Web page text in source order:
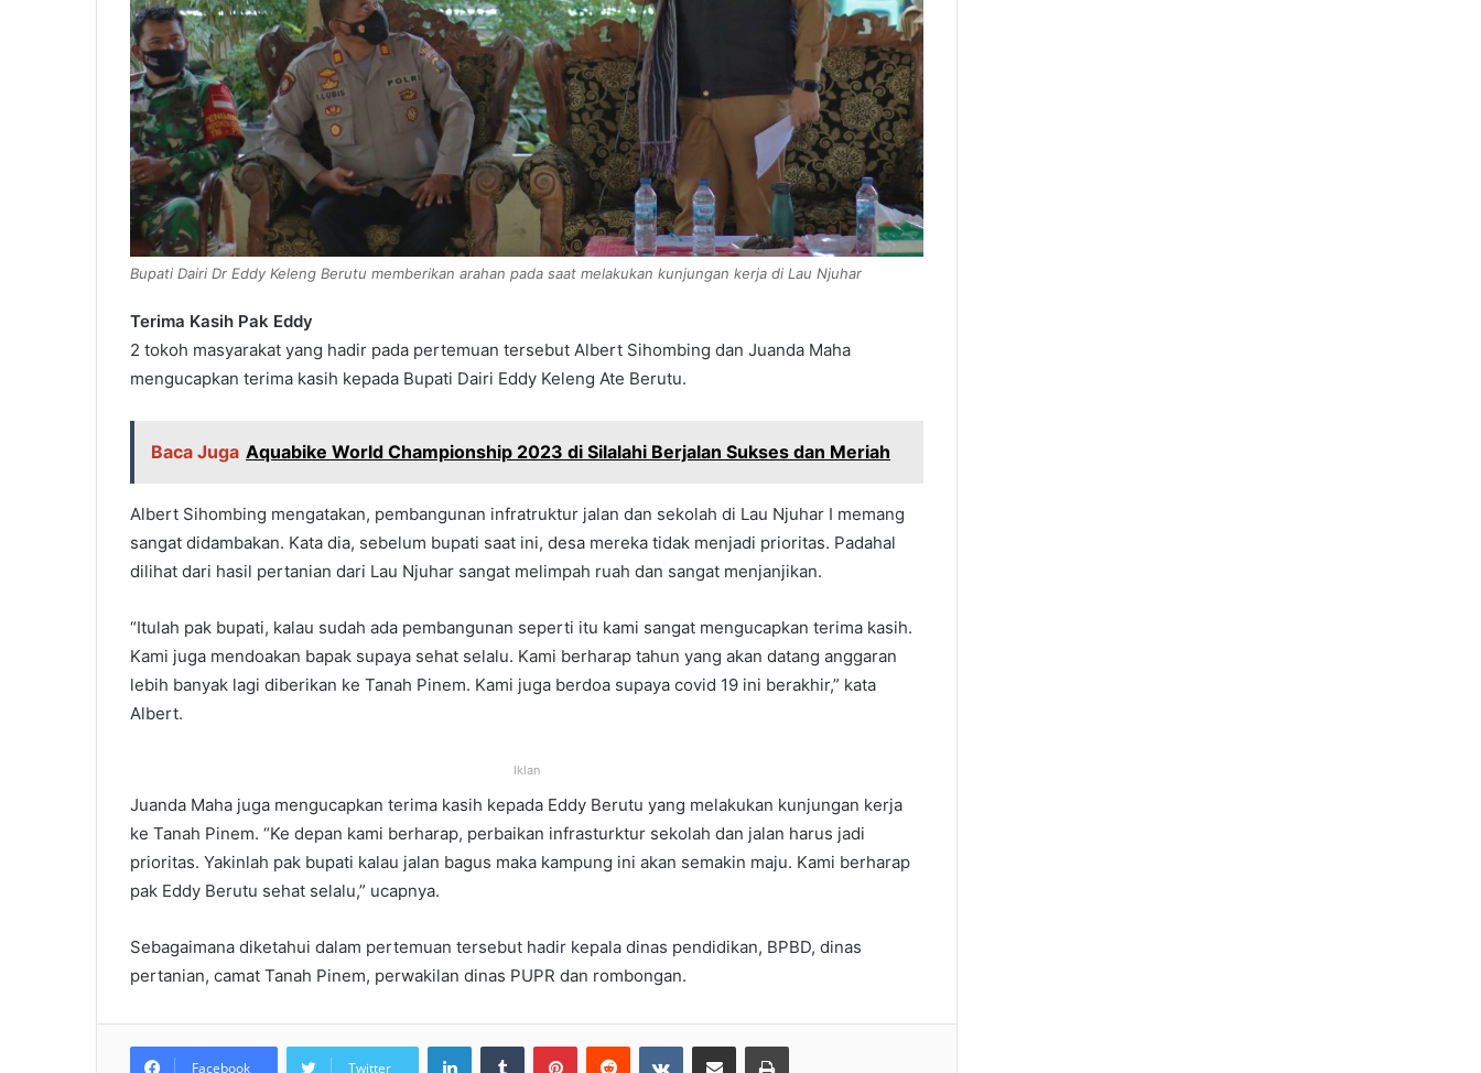
Bupati Dairi Dr Eddy Keleng Berutu memberikan arahan pada saat melakukan kunjungan kerja di Lau Njuhar
Terima Kasih Pak Eddy
2 tokoh masyarakat yang hadir pada pertemuan tersebut Albert Sihombing dan Juanda Maha
mengucapkan terima kasih kepada Bupati Dairi Eddy Keleng Ate Berutu.
Baca Juga Aquabike World Championship 2023 di Silalahi Berjalan Sukses dan Meriah
Albert Sihombing mengatakan, pembangunan infratruktur jalan dan sekolah di Lau Njuhar I memang
sangat didambakan. Kata dia, sebelum bupati saat ini, desa mereka tidak menjadi prioritas. Padahal
dilihat dari hasil pertanian dari Lau Njuhar sangat melimpah ruah dan sangat menjanjikan.
“Itulah pak bupati, kalau sudah ada pembangunan seperti itu kami sangat mengucapkan terima kasih.
Kami juga mendoakan bapak supaya sehat selalu. Kami berharap tahun yang akan datang anggaran
lebih banyak lagi diberikan ke Tanah Pinem. Kami juga berdoa supaya covid 19 ini berakhir,” kata
Albert.
Iklan
Juanda Maha juga mengucapkan terima kasih kepada Eddy Berutu yang melakukan kunjungan kerja
ke Tanah Pinem. “Ke depan kami berharap, perbaikan infrasturktur sekolah dan jalan harus jadi
prioritas. Yakinlah pak bupati kalau jalan bagus maka kampung ini akan semakin maju. Kami berharap
pak Eddy Berutu sehat selalu,” ucapnya.
Sebagaimana diketahui dalam pertemuan tersebut hadir kepala dinas pendidikan, BPBD, dinas
pertanian, camat Tanah Pinem, perwakilan dinas PUPR dan rombongan.
Facebook Twitter